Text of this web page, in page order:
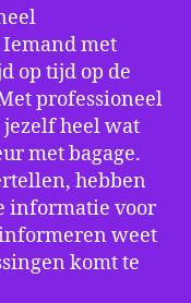
met
op tijd op de
professioneel
heel wat
met bagage.
hebben
informatie voor
informeren weet
komt te